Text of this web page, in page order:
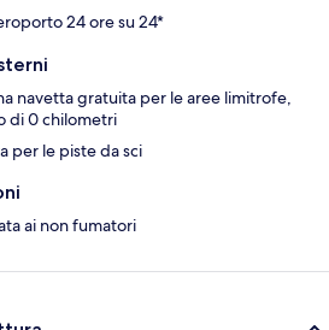
24 ore su 24*
navetta gratuita per le aree limitrofe,
di 0 chilometri
per le piste da sci
ai non fumatori